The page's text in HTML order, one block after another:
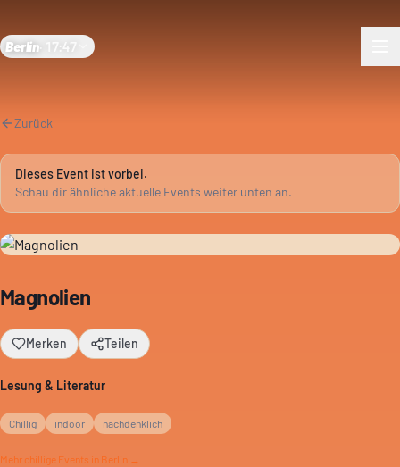
Berlin 17:47
Zurück
Dieses Event ist vorbei.
Schau dir ähnliche aktuelle Events weiter unten an.
Magnolien
Merken Teilen
Lesung & Literatur
Chillig indoor nachdenklich
Mehr chillige Events in Berlin →